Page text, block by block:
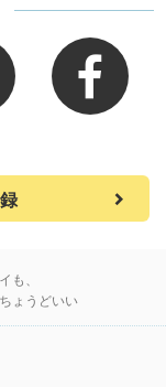
も、
ょうどいい